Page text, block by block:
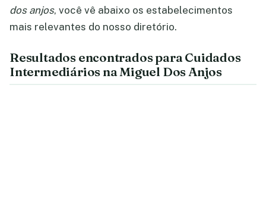
dos anjos, você vê abaixo os estabelecimentos
mais relevantes do nosso diretório.
Resultados encontrados para Cuidados
Intermediários na Miguel Dos Anjos